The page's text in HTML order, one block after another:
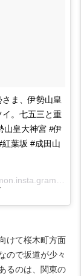
ま、伊勢山皇
。七五三と重
山皇大神宮 #伊
葉坂 #成田山
けて桜木町方面
ので坂道が少々
るのは、関東の